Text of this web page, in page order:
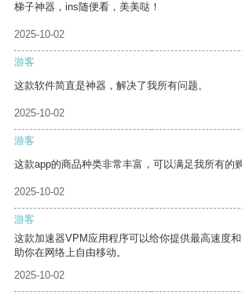
梯子神器，ins随便看，美美哒！
2025-10-02
游客
这款软件简直是神器，解决了我所有问题。
2025-10-02
游客
这款app的商品种类非常丰富，可以满足我所有的
2025-10-02
游客
这款加速器VPM应用程序可以给你提供最高速度
助你在网络上自由移动。
2025-10-02